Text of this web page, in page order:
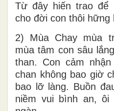
Từ đây hiến trao
cho đời con thôi hững
2) Mùa Chay mùa
mùa tâm con sâu
than. Con cảm
chan không bao giờ
bao lỡ làng. Buồn
niềm vui bình an, ôi